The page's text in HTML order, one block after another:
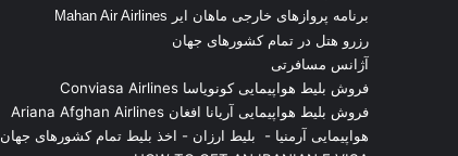
برنامه پروازهای خارجی ماهان ایر Mahan Air Airlines
رزرو هتل در تمام کشورهای جهان
آژانس مسافرتی
فروش بلیط هواپیمایی کونویاسا Conviasa Airlines
فروش بلیط هواپیمایی آریانا افغان Ariana Afghan Airlines
هواپیمایی آرمنیا - بلیط ارزان - اخذ بلیط تمام کشورهای جهان